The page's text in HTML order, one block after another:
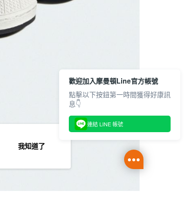
我知道了
歡迎加入摩曼頓Line官方帳號
點擊以下按鈕第一時間獲得好康訊
息👇
連結 LINE 帳號